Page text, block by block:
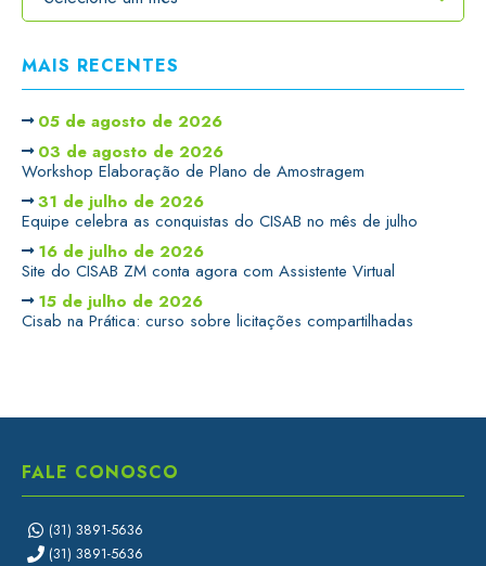
MAIS RECENTES
05 de agosto de 2026
03 de agosto de 2026
Workshop Elaboração de Plano de Amostragem
31 de julho de 2026
Equipe celebra as conquistas do CISAB no mês de julho
16 de julho de 2026
Site do CISAB ZM conta agora com Assistente Virtual
15 de julho de 2026
Cisab na Prática: curso sobre licitações compartilhadas
FALE CONOSCO
(31) 3891-5636
(31) 3891-5636